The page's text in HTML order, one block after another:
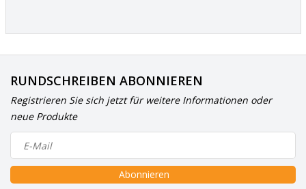
RUNDSCHREIBEN ABONNIEREN
Registrieren Sie sich jetzt für weitere Informationen oder
neue Produkte
Abonnieren